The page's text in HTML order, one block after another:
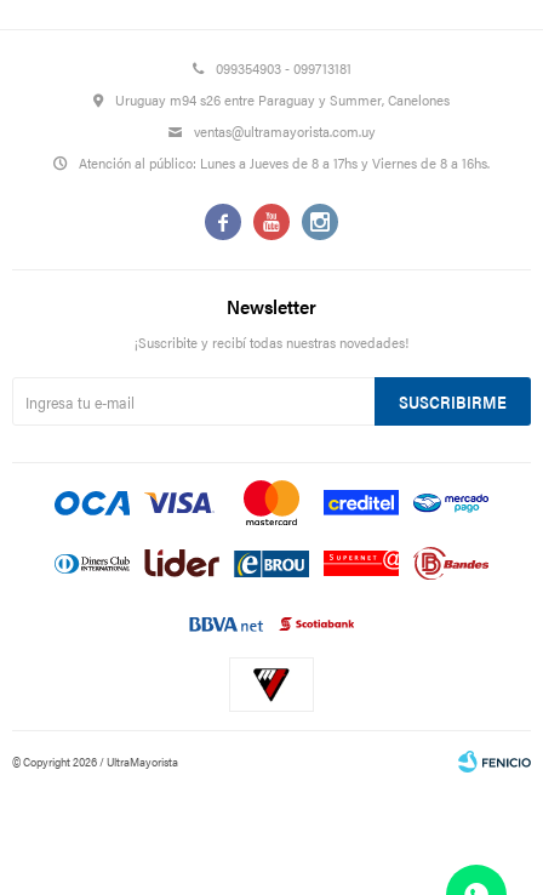
099354903 - 099713181
Uruguay m94 s26 entre Paraguay y Summer, Canelones
ventas@ultramayorista.com.uy
Atención al público: Lunes a Jueves de 8 a 17hs y Viernes de 8 a 16hs.
  
Newsletter
¡Suscribite y recibí todas nuestras novedades!
SUSCRIBIRME
© Copyright 2026 / UltraMayorista